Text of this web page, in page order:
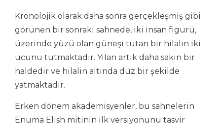
Kronolojik olarak daha sonra gerçekleşmiş gibi
görünen bir sonraki sahnede, iki insan figürü,
üzerinde yüzü olan güneşi tutan bir hilalin iki
ucunu tutmaktadır. Yılan artık daha sakin bir
haldedir ve hilalin altında düz bir şekilde
yatmaktadır.
Erken dönem akademisyenler, bu sahnelerin
Enuma Elish mitinin ilk versiyonunu tasvir